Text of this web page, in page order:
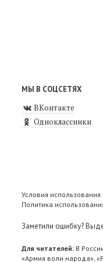
МЫ В СОЦСЕТЯХ
ВКонтакте
Одноклассники
Условия
Политика
Заметили ошибку?
Для читателей: В
«Армия воли народа»,